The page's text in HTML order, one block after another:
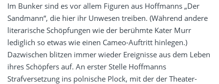
Im Bunker sind es vor allem Figuren aus Hoffmanns „Der
Sandmann“, die hier ihr Unwesen treiben. (Während andere
literarische Schöpfungen wie der berühmte Kater Murr
lediglich so etwas wie einen Cameo-Auftritt hinlegen.)
Dazwischen blitzen immer wieder Ereignisse aus dem Leben
ihres Schöpfers auf. An erster Stelle Hoffmanns
Strafversetzung ins polnische Plock, mit der der Theater-